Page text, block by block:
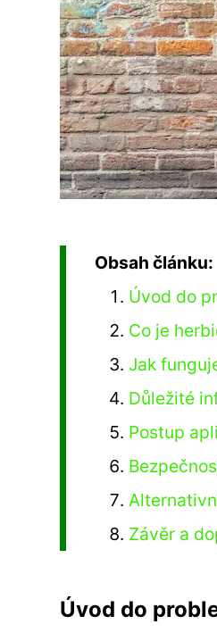
Obsah článku:
Úvod do
Co je
Jak
Důležité
Postup
Závěr a
Úvod do